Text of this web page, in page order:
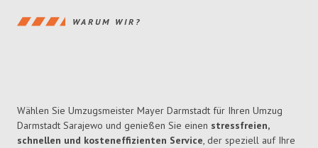
WARUM WIR?
Wählen Sie Umzugsmeister Mayer Darmstadt für Ihren Umzug
Darmstadt Sarajewo und genießen Sie einen stressfreien,
schnellen und kosteneffizienten Service, der speziell auf Ihre